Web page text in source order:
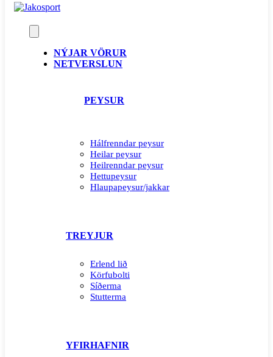
NÝJAR VÖRUR
NETVERSLUN
PEYSUR
Hálfrenndar peysur
Heilar peysur
Heilrenndar peysur
Hettupeysur
Hlaupapeysur/jakkar
TREYJUR
Erlend lið
Körfubolti
Síðerma
Stutterma
YFIRHAFNIR